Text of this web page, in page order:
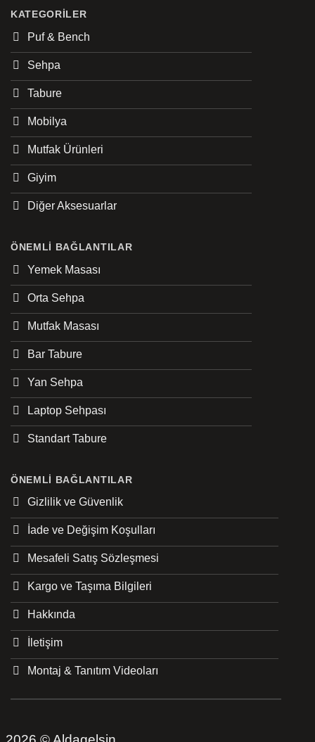
KATEGORILER
Puf & Bench
Sehpa
Tabure
Mobilya
Mutfak Ürünleri
Giyim
Diğer Aksesuarlar
ÖNEMLI BAĞLANTILAR
Yemek Masası
Orta Sehpa
Mutfak Masası
Bar Tabure
Yan Sehpa
Laptop Sehpası
Standart Tabure
ÖNEMLI BAĞLANTILAR
Gizlilik ve Güvenlik
İade ve Değişim Koşulları
Mesafeli Satış Sözleşmesi
Kargo ve Taşıma Bilgileri
Hakkında
İletişim
Montaj & Tanıtım Videoları